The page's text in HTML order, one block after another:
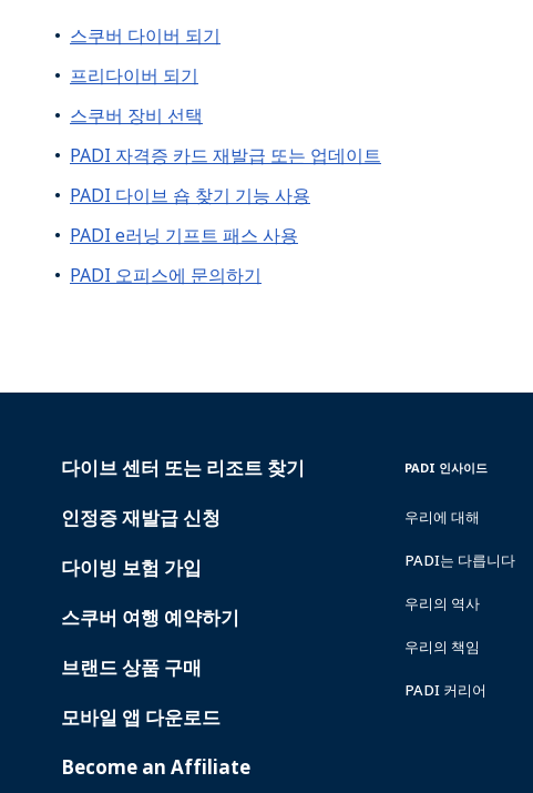
스쿠버 다이버 되기
프리다이버 되기
스쿠버 장비 선택
PADI 자격증 카드 재발급 또는 업데이트
PADI 다이브 숍 찾기 기능 사용
PADI e러닝 기프트 패스 사용
PADI 오피스에 문의하기
PADI
다이브 센터 또는 리조트 찾기
인정증 재발급 신청
다이빙 보험 가입
스쿠버 여행 예약하기
브랜드 상품 구매
모바일 앱 다운로드
Become an Affiliate
INSIDE
PADI 인사이드
우리에 대해
PADI는 다릅니다
우리의 역사
우리의 책임
PADI 커리어